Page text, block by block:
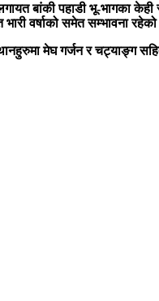
बांकी पहाडी भू-भागका
वर्षाको समेत सम्भावना
मेघ गर्जन र चट्याङ्ग